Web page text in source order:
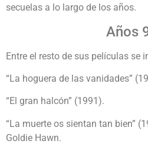
secuelas a lo largo de los años.
Años
Entre el resto de sus películas se
“La hoguera de las vanidades”
“El gran halcón” (1991).
“La muerte os sientan tan bien”
Goldie Hawn.